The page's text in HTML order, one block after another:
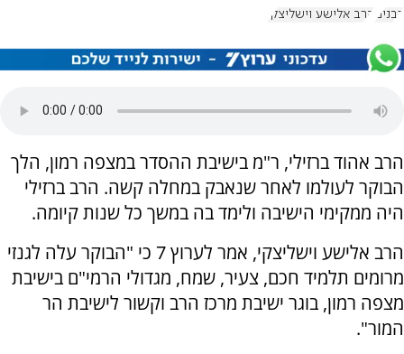
רבנים הרב אלישע וישליצקי
הרב אהוד ברזילי, ר"מ בישיבת ההסדר במצפה רמון, הלך
הבוקר לעולמו לאחר שנאבק במחלה קשה. הרב ברזילי
היה ממקימי הישיבה ולימד בה במשך כל שנות קיומה.
הרב אלישע וישליצקי, אמר לערוץ 7 כי "הבוקר עלה לגנזי
מרומים תלמיד חכם, צעיר, שמח, מגדולי הרמי"ם בישיבת
מצפה רמון, בוגר ישיבת מרכז הרב וקשור לישיבת הר
המור".